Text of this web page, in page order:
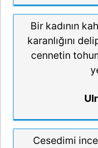
Bir kadının
karanlığını
cennetin
Cesedimi